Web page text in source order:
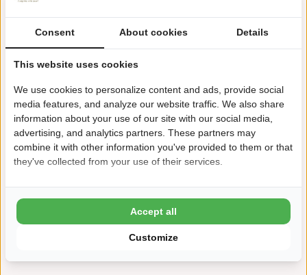
Bereid je voor op het sollicitatiegesprek
Bereid je goed voor op mogelijke vragen tijdens het
werkervaring, je motivatie, en hoe je bepaalde
situaties zou aanpakken. Bereid ook vragen voor die
je zelf kunt stellen over de functie en het bedrijf.
Wees jezelf
tijdens je sollicitatie en gesprekken. Werkgevers
waarderen het wanneer kandidaten zichzelf zijn en
duidelijk kunnen verwoorden waarom ze een goede
match zijn voor de functie.
Consent About cookies Details
This website uses cookies
We use cookies to personalize content and ads, provide social
media features, and analyze our website traffic. We also share
information about your use of our site with our social media,
advertising, and analytics partners. These partners may
combine it with other information you've provided to them or that
they've collected from your use of their services.
Customize
Accept all